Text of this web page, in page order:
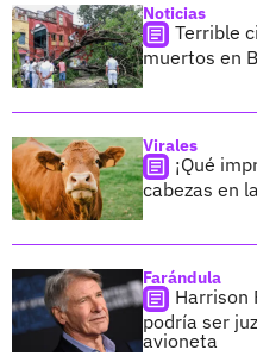
Noticias
Terrible
muertos en
Virales
¡Qué
cabezas en
Farándula
Harrison
podría ser
avioneta